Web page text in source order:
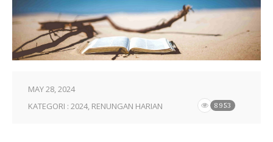
MAY 28, 2024
KATEGORI : 2024, RENUNGAN HARIAN 8953